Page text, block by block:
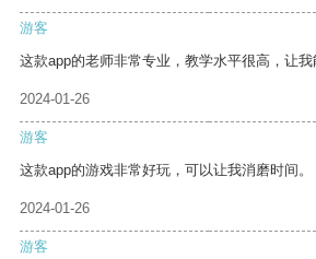
游客
这款app的老师非常专业，教学水平很高，让我
2024-01-26
游客
这款app的游戏非常好玩，可以让我消磨时间。
2024-01-26
游客